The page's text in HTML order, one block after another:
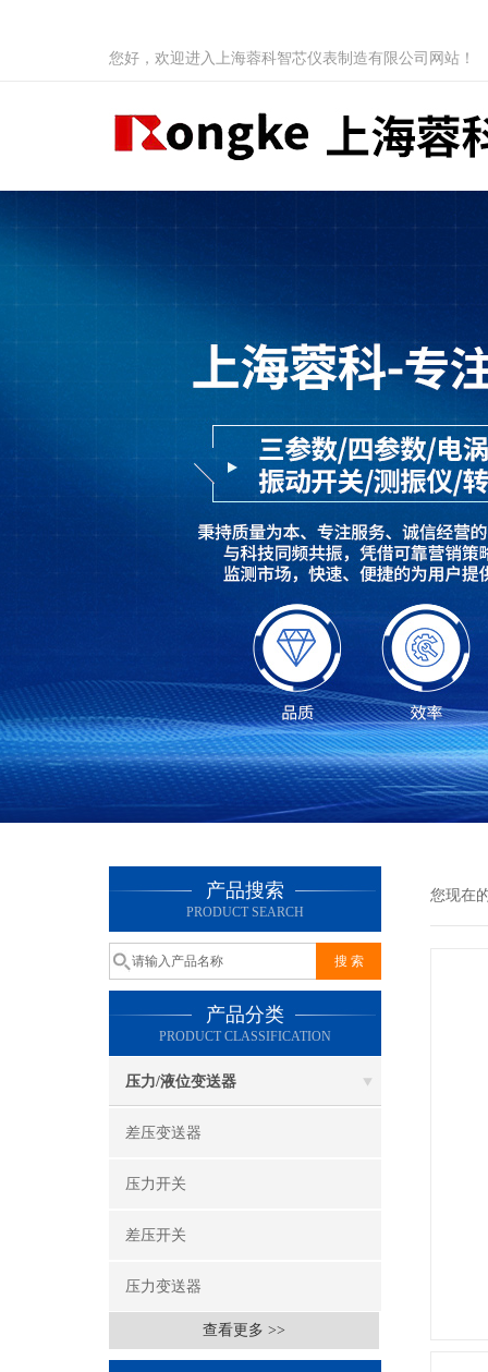
您好，欢迎进入上海蓉科智芯仪表制造有限公司网站！
产品搜索
PRODUCT SEARCH
产品分类
PRODUCT CLASSIFICATION
压力/液位变送器
差压变送器
压力开关
差压开关
压力变送器
查看更多 >>
您现在